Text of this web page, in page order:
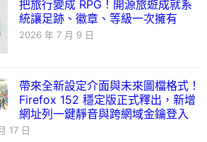
把旅行變成 RPG！開源旅遊成就系
統讓足跡、徽章、等級一次擁有
2026 年 7 月 9 日
帶來全新設定介面與未來圖檔格式！
Firefox 152 穩定版正式釋出，新增
網址列一鍵靜音與跨網域金鑰登入
17 日